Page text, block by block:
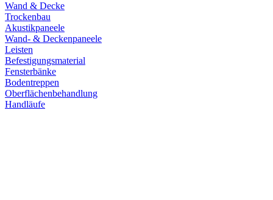
Wand & Decke
Trockenbau
Akustikpaneele
Wand- & Deckenpaneele
Leisten
Befestigungsmaterial
Fensterbänke
Bodentreppen
Oberflächenbehandlung
Handläufe